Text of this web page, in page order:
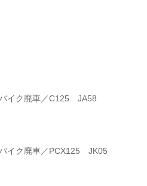
イク廃車／C125 JA58
イク廃車／PCX125 JK05